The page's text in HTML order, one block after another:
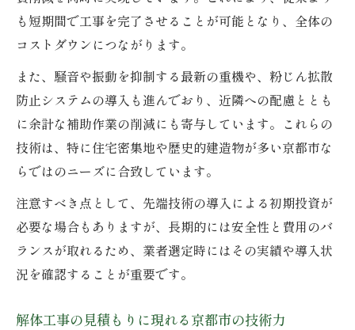
も短期間で工事を完了させることが可能となり、全体の
コストダウンにつながります。
また、騒音や振動を抑制する最新の重機や、粉じん拡散
防止システムの導入も進んでおり、近隣への配慮ととも
に余計な補助作業の削減にも寄与しています。これらの
技術は、特に住宅密集地や歴史的建造物が多い京都市な
らではのニーズに合致しています。
注意すべき点として、先端技術の導入による初期投資が
必要な場合もありますが、長期的には安全性と費用のバ
ランスが取れるため、業者選定時にはその実績や導入状
況を確認することが重要です。
解体工事の見積もりに現れる京都市の技術力